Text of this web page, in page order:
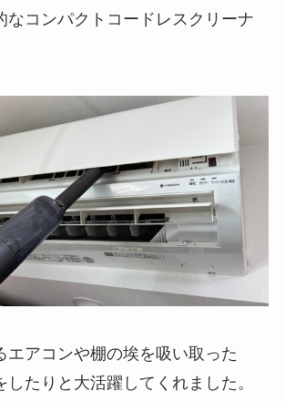
なコンパクトコードレスクリーナ
エアコンや棚の埃を吸い取った
したりと大活躍してくれました。